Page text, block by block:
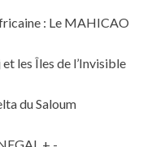
: Le MAHICAO
les Îles de l’Invisible
du Saloum